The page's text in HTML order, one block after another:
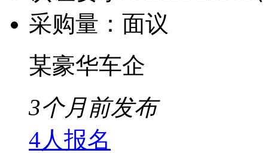
采购量： 面议
某豪华车企
3个月前发布
4人报名